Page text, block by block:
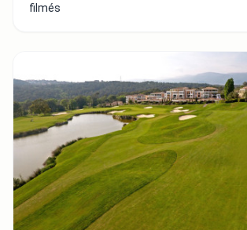
filmés